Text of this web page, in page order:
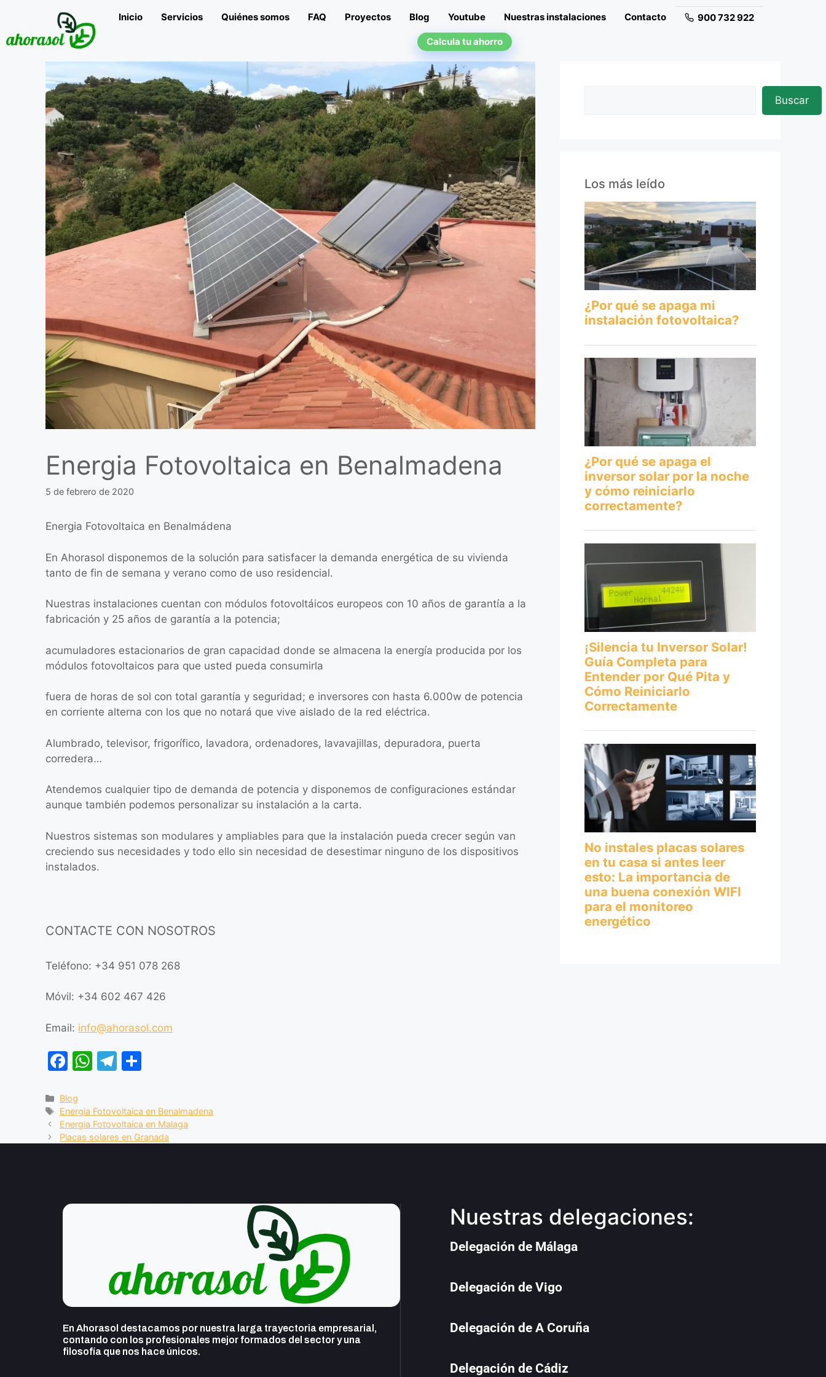
Inicio Servicios Quiénes somos FAQ Proyectos Blog Youtube Nuestras instalaciones Contacto 900 732 922
Calcula tu ahorro
Energia Fotovoltaica en Benalmadena
5 de febrero de 2020
Energia Fotovoltaica en Benalmádena
En Ahorasol disponemos de la solución para satisfacer la demanda energética de su vivienda
tanto de fin de semana y verano como de uso residencial.
Nuestras instalaciones cuentan con módulos fotovoltáicos europeos con 10 años de garantía a la
fabricación y 25 años de garantía a la potencia;
acumuladores estacionarios de gran capacidad donde se almacena la energía producida por los
módulos fotovoltaicos para que usted pueda consumirla
fuera de horas de sol con total garantía y seguridad; e inversores con hasta 6.000w de potencia
en corriente alterna con los que no notará que vive aislado de la red eléctrica.
Alumbrado, televisor, frigorífico, lavadora, ordenadores, lavavajillas, depuradora, puerta
corredera…
Atendemos cualquier tipo de demanda de potencia y disponemos de configuraciones estándar
aunque también podemos personalizar su instalación a la carta.
Nuestros sistemas son modulares y ampliables para que la instalación pueda crecer según van
creciendo sus necesidades y todo ello sin necesidad de desestimar ninguno de los dispositivos
instalados.
CONTACTE CON NOSOTROS
Teléfono: +34 951 078 268
Móvil: +34 602 467 426
Email: info@ahorasol.com
F
c
e
b
k
W
s
A
T
gr
a
p
ar
Blog
Energia Fotovoltaica en Benalmadena
Energia Fotovoltaica en Malaga
Placas solares en Granada
Buscar
Los más leído
En Ahorasol destacamos por nuestra larga trayectoria empresarial,
contando con los profesionales mejor formados del sector y una
filosofía que nos hace únicos.
Nuestras delegaciones:
Delegación de Málaga
Delegación de Vigo
Delegación de A Coruña
Delegación de Cádiz